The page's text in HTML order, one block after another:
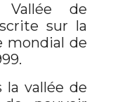
de
sur la
mondial de
la vallée de